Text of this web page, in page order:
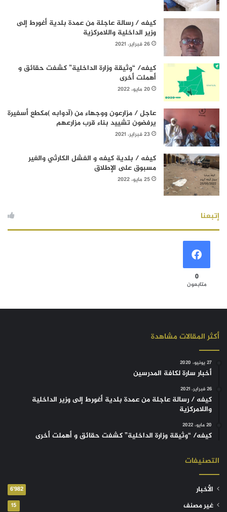
كيفه / رسالة عاجلة من عمدة بلدية أغورط إلى
وزير الداخلية واللامركزية
26 فبراير، 2021
كيفه/ “وثيقة وزارة الداخلية” كشفت حقائق و
أهملت أخرى
20 مايو، 2022
عاجل / مزارعون ووجهاء من (آدوابه )مكطع أسفيرة
يرفضون تشييد بناء قرب مزارعهم
23 فبراير، 2021
كيفه / بلدية كيفه و الفشل الكارثي والغير
مسبوق على الإطلاق
25 مايو، 2022
إتبعنا
0
متابعون
أكثر المقالات مشاهدة
27 يونيو، 2020
أخبار سارة لكافة المدرسين
26 فبراير، 2021
كيفه / رسالة عاجلة من عمدة بلدية أغورط إلى وزير الداخلية
واللامركزية
20 مايو، 2022
كيفه/ “وثيقة وزارة الداخلية” كشفت حقائق و أهملت أخرى
التصنيفات
الأخبار 6٬982
غير مصنف 15